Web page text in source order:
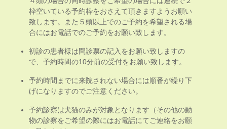
枠空いている予約枠をおさえて頂きますようお願い
致します。また５頭以上でのご予約を希望される場
合にはお電話でのご予約をお願い致します。
初診の患者様は問診票の記入をお願い致しますの
で、予約時間の10分前の受付をお願い致します。
予約時間までに来院されない場合には順番が繰り下
げになりますのでご注意ください。
予約診察は犬猫のみが対象となります（その他の動
物の診察をご希望の際にはお電話にてご連絡をお願